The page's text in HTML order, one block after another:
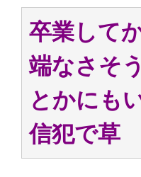
卒業して
端なさそう
とかにも
信犯で草